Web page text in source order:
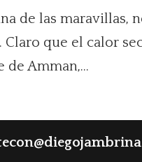
de las maravillas,
que el calor
de Amman,...